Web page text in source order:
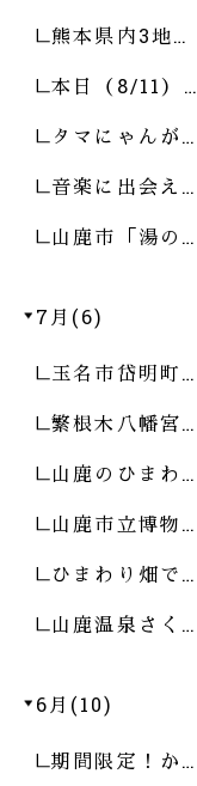
熊本県内3地…
本日（8/11）…
タマにゃんが…
音楽に出会え…
山鹿市「湯の…
7月(6)
玉名市岱明町…
繁根木八幡宮…
山鹿のひまわ…
山鹿市立博物…
ひまわり畑で…
山鹿温泉さく…
6月(10)
期間限定！か…